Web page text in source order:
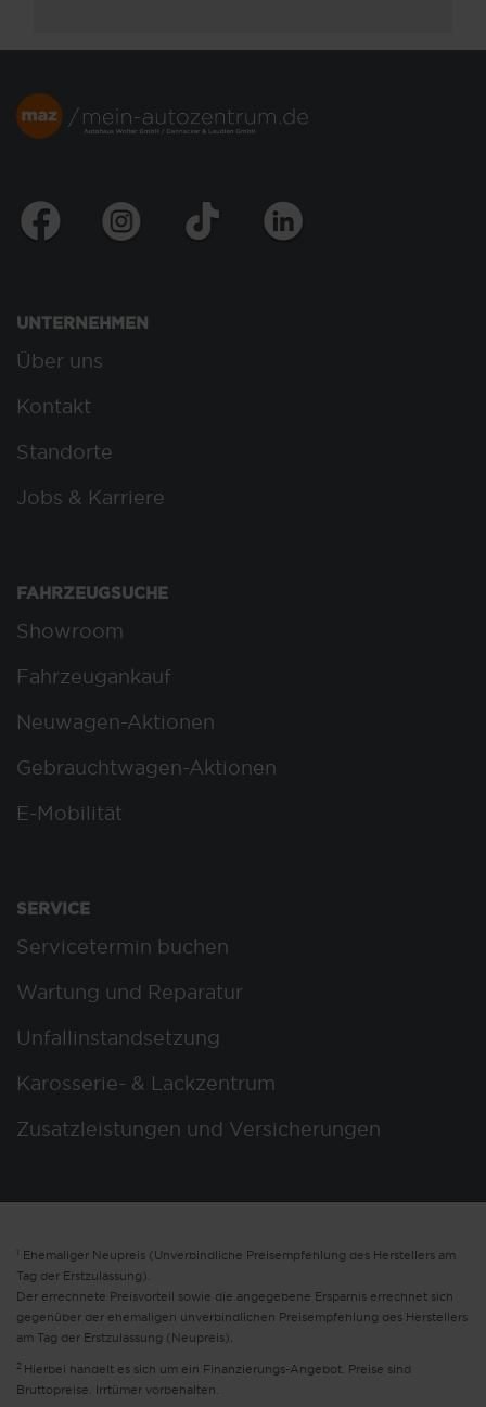
UNTERNEHMEN
Über uns
Kontakt
Standorte
Jobs & Karriere
FAHRZEUGSUCHE
Showroom
Fahrzeugankauf
Neuwagen-Aktionen
Gebrauchtwagen-Aktionen
E-Mobilität
SERVICE
Servicetermin buchen
Wartung und Reparatur
Unfallinstandsetzung
Karosserie- & Lackzentrum
Zusatzleistungen und Versicherungen
1 Ehemaliger Neupreis (Unverbindliche Preisempfehlung des Herstellers am
Tag der Erstzulassung).
Der errechnete Preisvorteil sowie die angegebene Ersparnis errechnet sich
gegenüber der ehemaligen unverbindlichen Preisempfehlung des Herstellers
am Tag der Erstzulassung (Neupreis).
2 Hierbei handelt es sich um ein Finanzierungs-Angebot. Preise sind
Bruttopreise. Irrtümer vorbehalten.